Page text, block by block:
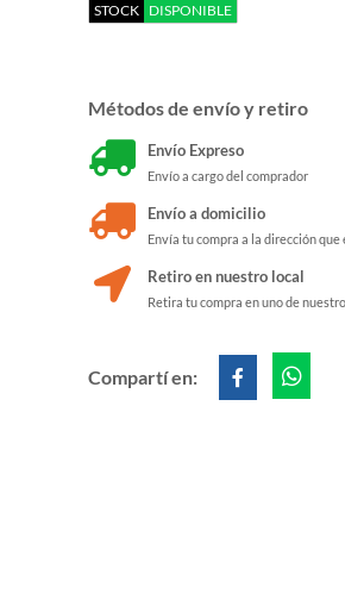
STOCK DISPONIBLE
Métodos de envío y retiro
Envío Expreso
Envío a cargo del comprador
Envío a domicilio
Envía tu compra a la dirección que
Retiro en nuestro local
Retira tu compra en uno de
Compartí en: